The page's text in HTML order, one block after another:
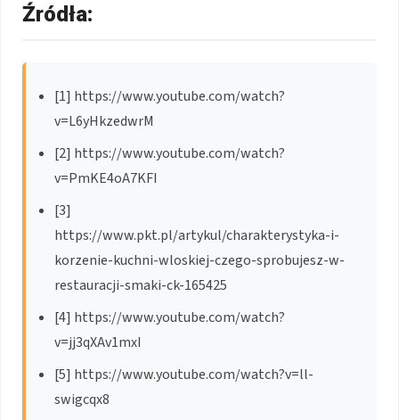
Źródła:
[1] https://www.youtube.com/watch?
v=L6yHkzedwrM
[2] https://www.youtube.com/watch?
v=PmKE4oA7KFI
[3]
https://www.pkt.pl/artykul/charakterystyka-i-
korzenie-kuchni-wloskiej-czego-sprobujesz-w-
restauracji-smaki-ck-165425
[4] https://www.youtube.com/watch?
v=jj3qXAv1mxI
[5] https://www.youtube.com/watch?v=ll-
swigcqx8